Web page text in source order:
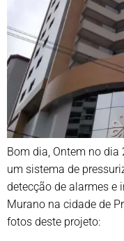
Bom dia, Ontem no
um sistema de
detecção de alarmes e
Murano na cidade de
fotos deste projeto: